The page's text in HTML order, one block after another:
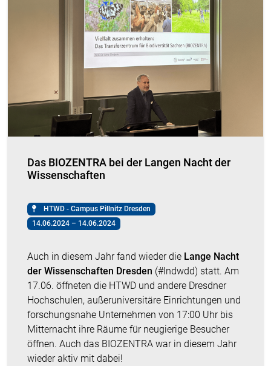
Das BIOZENTRA bei der Langen Nacht der
Wissenschaften
HTWD - Campus Pillnitz Dresden
14.06.2024 – 14.06.2024
Auch in diesem Jahr fand wieder die Lange Nacht
der Wissenschaften Dresden (#lndwdd) statt. Am
17.06. öffneten die HTWD und andere Dresdner
Hochschulen, außeruniversitäre Einrichtungen und
forschungsnahe Unternehmen von 17:00 Uhr bis
Mitternacht ihre Räume für neugierige Besucher
öffnen. Auch das BIOZENTRA war in diesem Jahr
wieder aktiv mit dabei!